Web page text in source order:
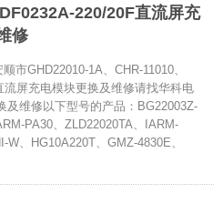
220/20F直流屏充
修
市GHD22010-1A、CHR-11010、
流屏充电模块更换及维修请找华科电
及维修以下型号的产品：BG22003Z-
PA30、ZLD22020TA、IARM-
W、HG10A220T、GMZ-4830E、